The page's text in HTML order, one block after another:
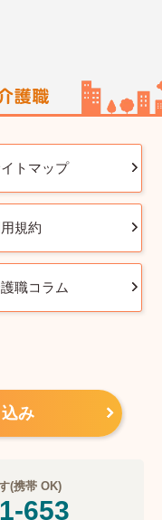
トマップ
規約
職コラム
み
(携帯 OK)
653